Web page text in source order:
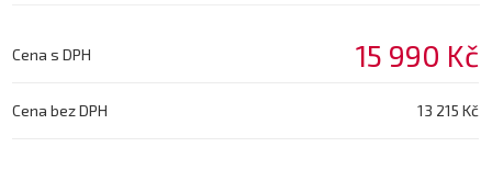
Cena s DPH 15 990 Kč
Cena bez DPH 13 215 Kč